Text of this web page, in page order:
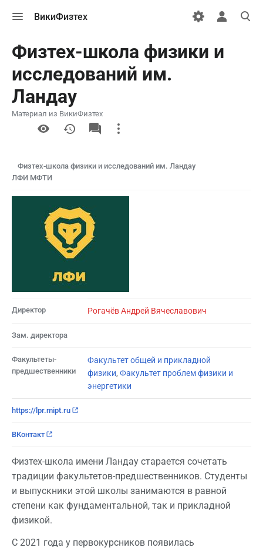
меню
ВикиФизтех
Открыть
поиск
Физтех-школа физики и
исследований им.
Ландау
Материал из ВикиФизтех
More
actions
Физтех-школа физики и исследований им. Ландау
ЛФИ МФТИ
Директор Рогачёв Андрей Вячеславович
Зам. директора
Факультеты-
предшественники
Факультет общей и прикладной
физики, Факультет проблем физики и
энергетики
https://lpr.mipt.ru
ВКонтакт
Физтех-школа имени Ландау старается сочетать
традиции факультетов-предшественников. Студенты
и выпускники этой школы занимаются в равной
степени как фундаментальной, так и прикладной
физикой.
С 2021 года у первокурсников появилась